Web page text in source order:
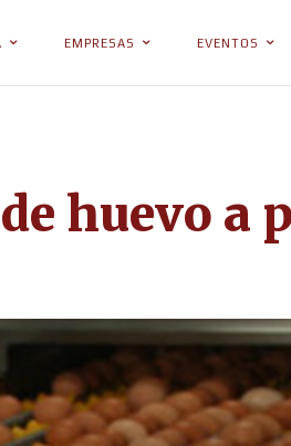
EMPRESAS EVENTOS
huevo a